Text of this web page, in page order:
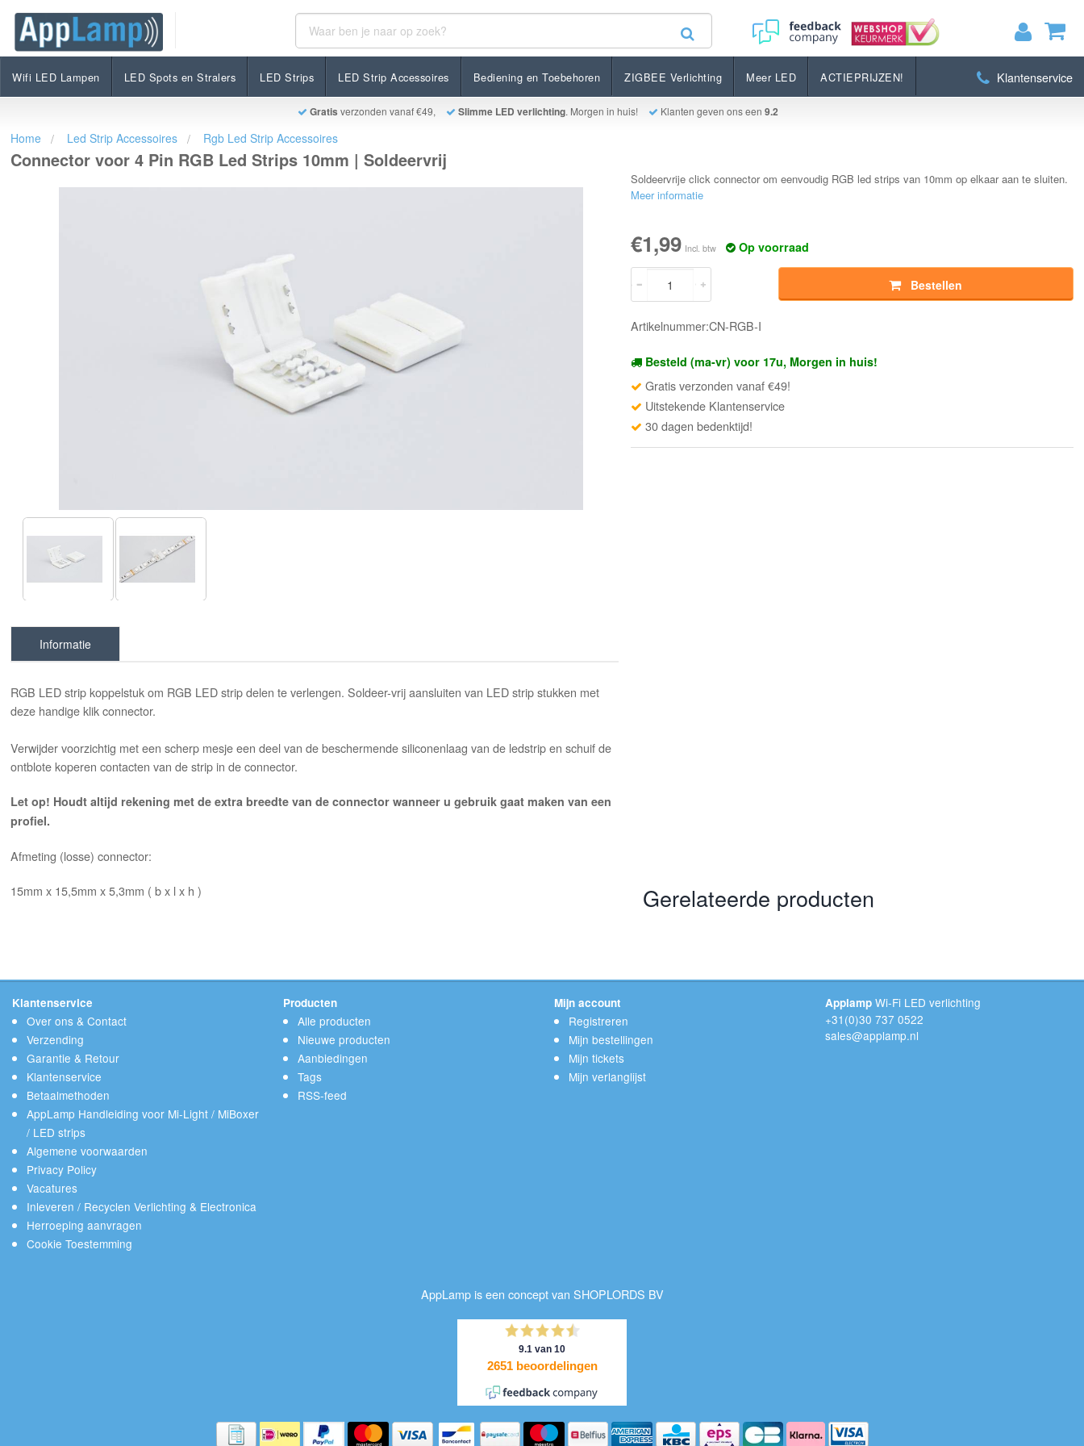
MIJN WINKELWAGEN
Wifi LED Lampen LED Spots en Stralers LED Strips LED Strip Accessoires Bediening en Toebehoren ZIGBEE Verlichting Meer LED ACTIEPRIJZEN! Klantenservice
Gratis verzonden vanaf €49, Slimme LED verlichting. Morgen in huis! Klanten geven ons een 9.2
Connector voor 4 Pin RGB Led Strips 10mm | Soldeervrij
€1,99 Op voorraad
Bestellen
Home Led Strip Accessoires Rgb Led Strip Accessoires
Connector voor 4 Pin RGB Led Strips 10mm | Soldeervrij
Soldeervrije click connector om eenvoudig RGB led strips van 10mm op elkaar aan te sluiten.
Meer informatie
€1,99 Incl. btw Op voorraad
Bestellen
Artikelnummer:CN-RGB-I
Besteld (ma-vr) voor 17u, Morgen in huis!
Gratis verzonden vanaf €49!
Uitstekende Klantenservice
30 dagen bedenktijd!
Informatie
RGB LED strip koppelstuk om RGB LED strip delen te verlengen. Soldeer-vrij aansluiten van LED strip stukken met
deze handige klik connector.
Verwijder voorzichtig met een scherp mesje een deel van de beschermende siliconenlaag van de ledstrip en schuif de
ontblote koperen contacten van de strip in de connector.
Let op! Houdt altijd rekening met de extra breedte van de connector wanneer u gebruik gaat maken van een
profiel.
Afmeting (losse) connector:
15mm x 15,5mm x 5,3mm ( b x l x h ) Gerelateerde producten
Klantenservice
Over ons & Contact
Verzending
Garantie & Retour
Klantenservice
Betaalmethoden
AppLamp Handleiding voor Mi-Light / MiBoxer
/ LED strips
Algemene voorwaarden
Privacy Policy
Vacatures
Inleveren / Recyclen Verlichting & Electronica
Herroeping aanvragen
Cookie Toestemming
Producten
Alle producten
Nieuwe producten
Aanbiedingen
Tags
RSS-feed
Mijn account
Registreren
Mijn bestellingen
Mijn tickets
Mijn verlanglijst
Applamp Wi-Fi LED verlichting
+31(0)30 737 0522
sales@applamp.nl
AppLamp is een concept van SHOPLORDS BV